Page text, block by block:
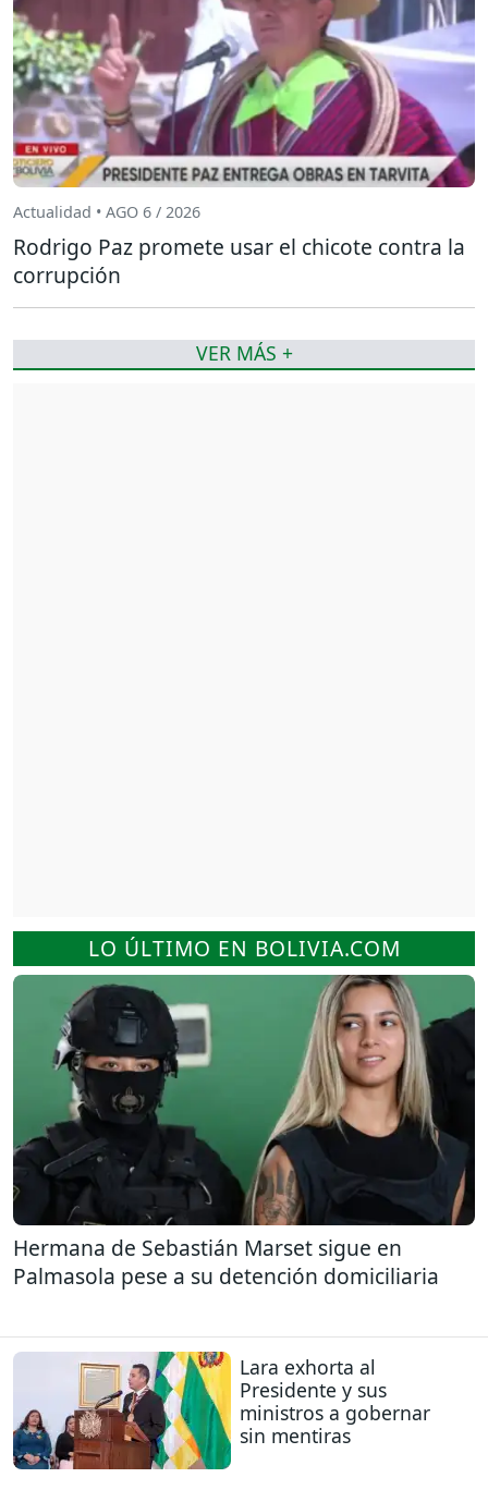
LO ÚLTIMO EN BOLIVIA.COM
Hermana de Sebastián Marset sigue en
Palmasola pese a su detención domiciliaria
Lara exhorta al
Presidente y sus
ministros a gobernar
sin mentiras
Actualidad • AGO 6 / 2026
Rodrigo Paz promete usar el chicote contra la
corrupción
VER MÁS +